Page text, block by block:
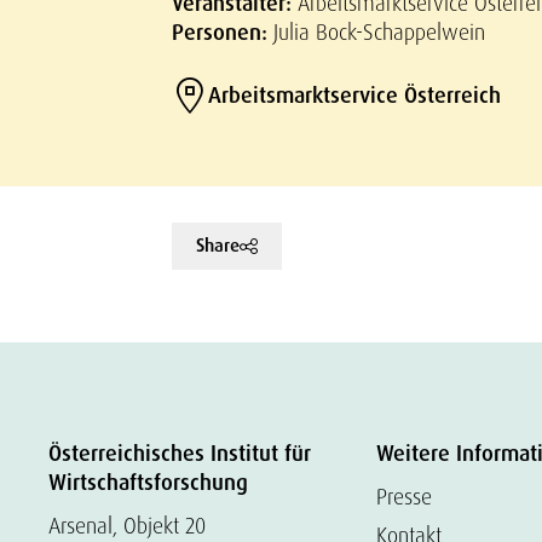
Personen: Julia Bock-Schappelwein
Arbeitsmarktservice Österreich
Share
Österreichisches Institut für
Wirtschaftsforschung
Arsenal, Objekt 20
Weitere
Presse
Kontakt